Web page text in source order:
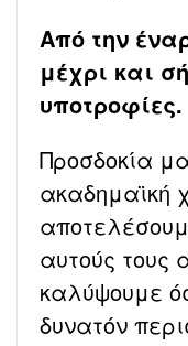
Από την
μέχρι και
υποτροφίες.
Προσδοκία
ακαδημαϊκή
αυτούς τους
καλύψουμε
δυνατόν